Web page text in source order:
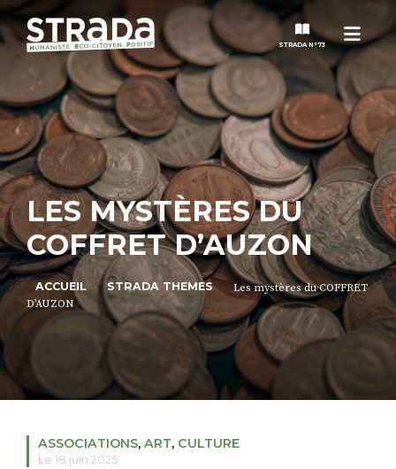
Menu
STRADA N°73
STRADA
MAGAZINES
NOS THÈMES
STRADA’DATES
ALTER STRADA
RECHERCHER
LES MYSTÈRES DU
COFFRET D’AUZON
ACCUEIL STRADA THEMES
Les mystères du COFFRET
D’AUZON
ASSOCIATIONS, ART, CULTURE
Le 18 juin 2025